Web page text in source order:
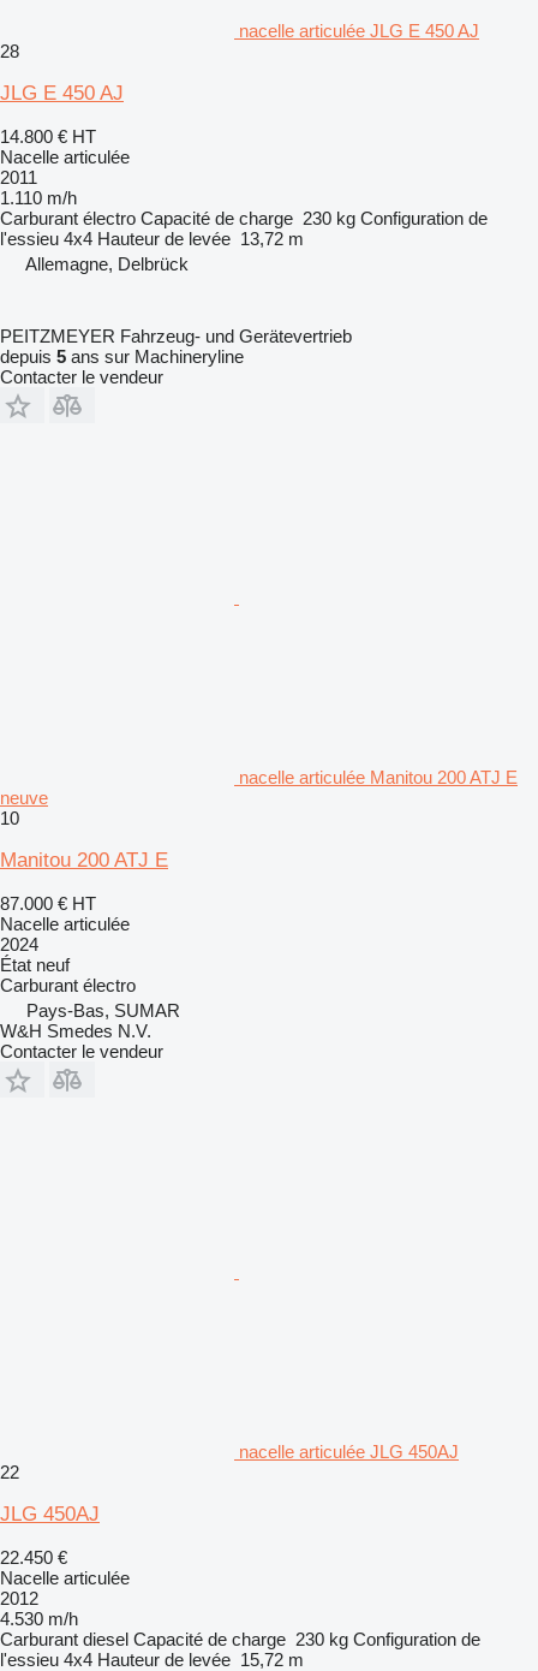
nacelle articulée JLG E 450 AJ
28
JLG E 450 AJ
14.800 € HT
Nacelle articulée
2011
1.110 m/h
Carburant électro Capacité de charge 230 kg Configuration de
l'essieu 4x4 Hauteur de levée 13,72 m
Allemagne, Delbrück
PEITZMEYER Fahrzeug- und Gerätevertrieb
depuis 5 ans sur Machineryline
Contacter le vendeur
nacelle articulée Manitou 200 ATJ E
neuve
10
Manitou 200 ATJ E
87.000 € HT
Nacelle articulée
2024
État neuf
Carburant électro
Pays-Bas, SUMAR
W&H Smedes N.V.
Contacter le vendeur
nacelle articulée JLG 450AJ
22
JLG 450AJ
22.450 €
Nacelle articulée
2012
4.530 m/h
Carburant diesel Capacité de charge 230 kg Configuration de
l'essieu 4x4 Hauteur de levée 15,72 m